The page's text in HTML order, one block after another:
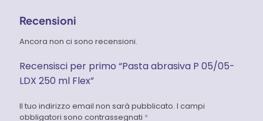
Recensioni
Ancora non ci sono recensioni.
Recensisci per primo “Pasta abrasiva P 05/05-
LDX 250 ml Flex”
Il tuo indirizzo email non sarà pubblicato. I campi
obbligatori sono contrassegnati *